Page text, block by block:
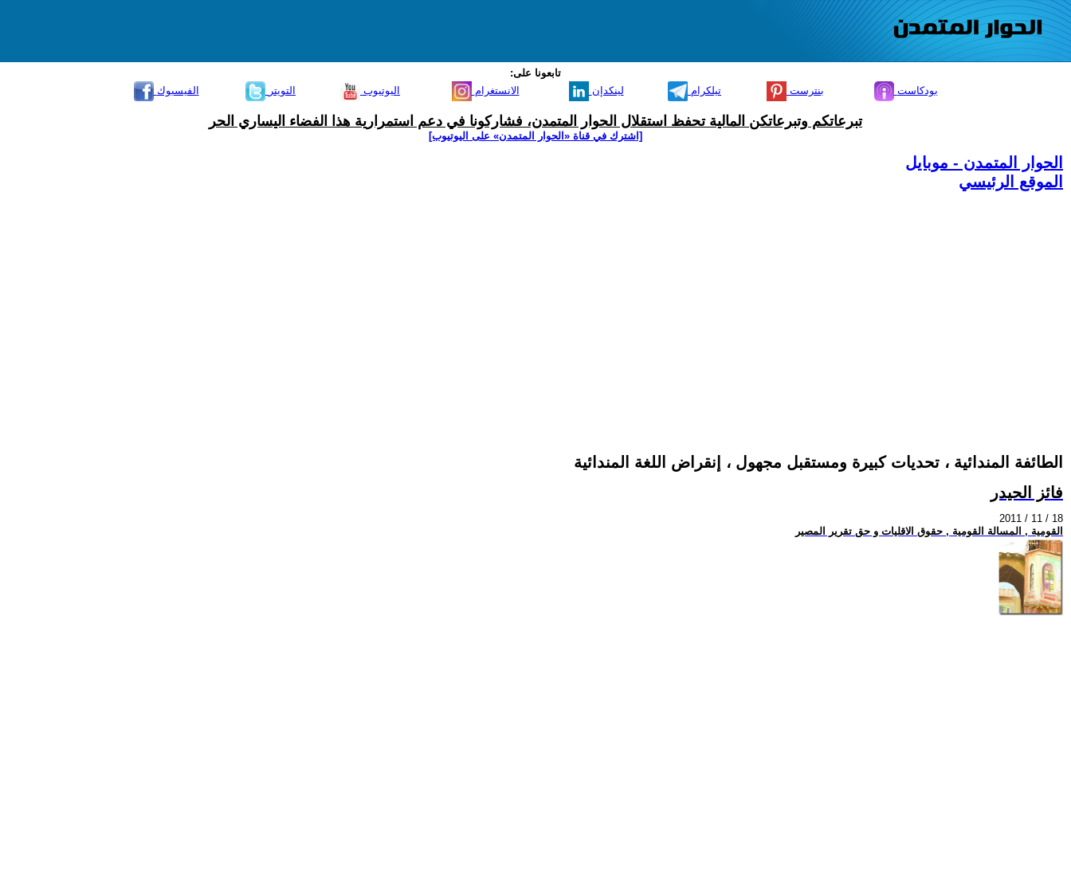
تابعونا على:
الفيسبوك
التويتر اليوتيوب الانستغرام لينكدإن تيلكرام بنترست بودكاست
تبرعاتكم وتبرعاتكن المالية تحفظ استقلال الحوار المتمدن، فشاركونا في دعم استمرارية هذا الفضاء اليساري الحر
[اشترك في قناة ‫«الحوار المتمدن» على اليوتيوب]
الحوار المتمدن - موبايل
الموقع الرئيسي
الطائفة المندائية ، تحديات كبيرة ومستقبل مجهول ، إنقراض اللغة المندائية
فائز الحيدر
2011 / 11 / 18
القومية , المسالة القومية , حقوق الاقليات و حق تقرير المصير